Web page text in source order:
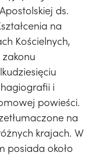
ds.
na
Kościelnych,
i
powieści.
na
krajach. W
posiada około